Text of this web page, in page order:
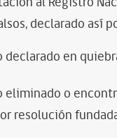
declarado así
declarado en
eliminado o
resolución